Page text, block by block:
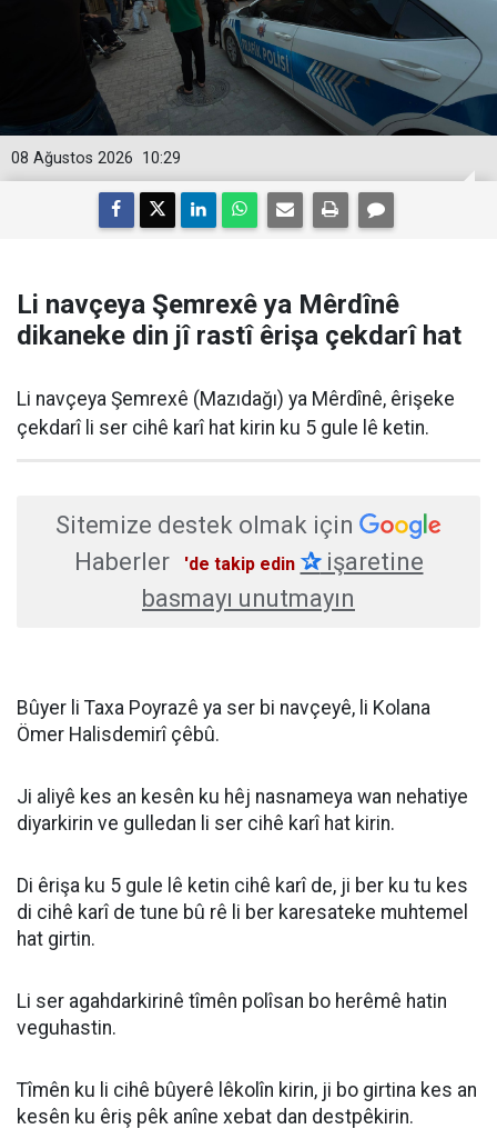
10:29
08 Ağustos 2026
Li navçeya Şemrexê ya Mêrdînê
dikaneke din jî rastî êrişa çekdarî hat
Li navçeya Şemrexê (Mazıdağı) ya Mêrdînê, êrişeke
çekdarî li ser cihê karî hat kirin ku 5 gule lê ketin.
Sitemize destek olmak için
Haberler
'de takip edin ✰işaretine
basmayı unutmayın
Bûyer li Taxa Poyrazê ya ser bi navçeyê, li Kolana
Ömer Halisdemirî çêbû.
Ji aliyê kes an kesên ku hêj nasnameya wan nehatiye
diyarkirin ve gulledan li ser cihê karî hat kirin.
Di êrişa ku 5 gule lê ketin cihê karî de, ji ber ku tu kes
di cihê karî de tune bû rê li ber karesateke muhtemel
hat girtin.
Li ser agahdarkirinê tîmên polîsan bo herêmê hatin
veguhastin.
Tîmên ku li cihê bûyerê lêkolîn kirin, ji bo girtina kes an
kesên ku êriş pêk anîne xebat dan destpêkirin.